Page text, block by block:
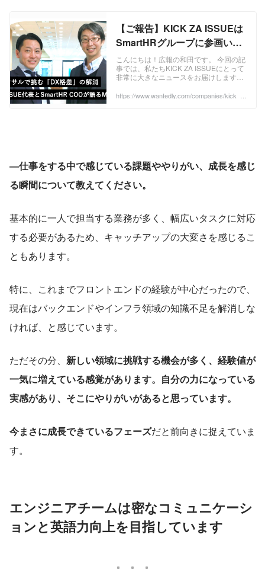
【ご報告】KICK ZA ISSUEは
SmartHRグループに参画いた
しました | KICK ZA ISSUE株
式会社
こんにちは！広報の和田です。 今回の記
事では、私たちKICK ZA ISSUEにとって
非常に大きなニュースをお届けします！
ウド人事労務ソフト...
https://www.wantedly.com/companies/kick_z
―仕事をする中で感じている課題ややりがい、成長を感じ
る瞬間について教えてください。
基本的に一人で担当する業務が多く、幅広いタスクに対応
する必要があるため、キャッチアップの大変さを感じるこ
ともあります。
特に、これまでフロントエンドの経験が中心だったので、
現在はバックエンドやインフラ領域の知識不足を解消しな
ければ、と感じています。
ただその分、 新しい領域に挑戦する機会が多く、経験値が
一気に増えている感覚があります。自分の力になっている
実感があり、そこにやりがいがあると思っています。
今まさに成長できているフェーズだと前向きに捉えていま
す。
エンジニアチームは密なコミュニケーシ
ョンと英語力向上を目指しています